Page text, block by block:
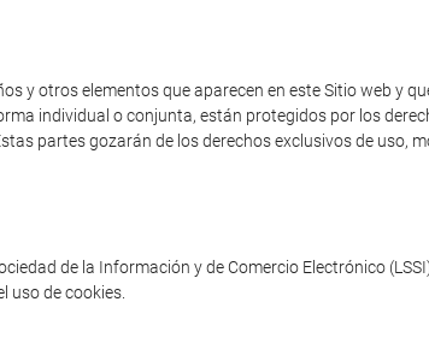
y otros elementos que aparecen en este Sitio web y
individual o conjunta, están protegidos por los
partes gozarán de los derechos exclusivos de uso,
de la Información y de Comercio Electrónico
uso de cookies.